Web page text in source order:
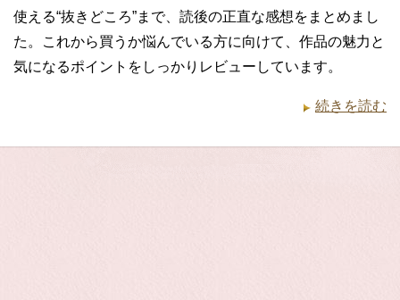
使える“抜きどころ”まで、読後の正直な感想をまとめまし
た。これから買うか悩んでいる方に向けて、作品の魅力と
気になるポイントをしっかりレビューしています。
続きを読む